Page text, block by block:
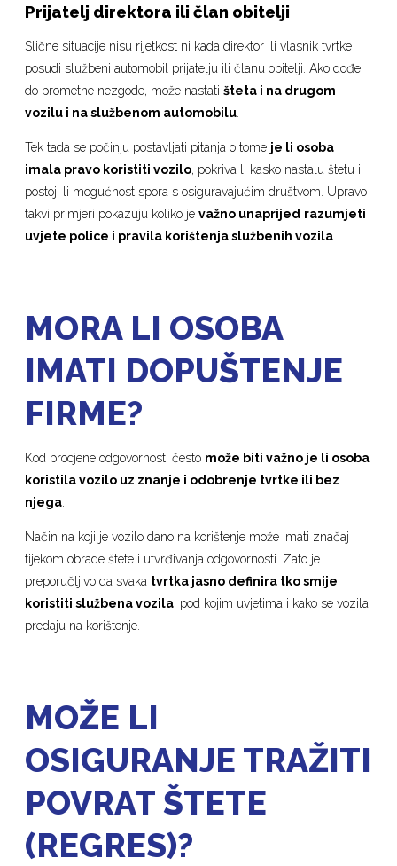
Prijatelj direktora ili član obitelji
Slične situacije nisu rijetkost ni kada direktor ili vlasnik tvrtke
posudi službeni automobil prijatelju ili članu obitelji. Ako dođe
do prometne nezgode, može nastatišteta i na drugom
vozilu i na službenom automobilu
Tek tada se počinju postavljati pitanja o tome je li osoba
imala pravo koristiti vozilo, pokriva li kasko nastalu štetu i
postoji li mogućnost spora s osiguravajućim društvom. Upravo
takvi primjeri pokazuju koliko jevažno unaprijed razumjeti
uvjete police i pravila korištenja službenih vozila
MORA LI OSOBA
IMATI DOPUŠTENJE
FIRME?
Kod procjene odgovornosti često može biti važno je li osoba
koristila vozilo uz znanje i odobrenje tvrtke ili bez
njega
Način na koji je vozilo dano na korištenje može imati značaj
tijekom obrade štete i utvrđivanja odgovornosti. Zato je
preporučljivo da svaka tvrtka jasno definira tko smije
koristiti službena vozila, pod kojim uvjetima i kako se vozila
predaju na korištenje.
MOŽE LI
OSIGURANJE TRAŽITI
POVRAT ŠTETE
(REGRES)?